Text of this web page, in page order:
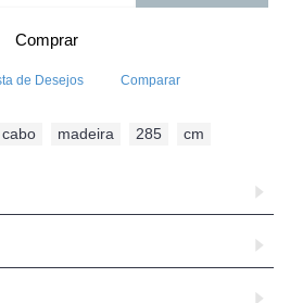
Comprar
de Desejos Comparar
cabo madeira 285 cm